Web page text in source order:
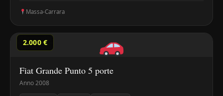
Massa-Carrara
2.000 €
Fiat Grande Punto 5 porte
Anno 2008